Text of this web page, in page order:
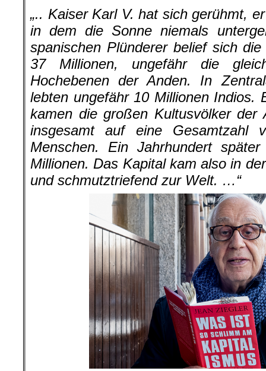
„.. Kaiser Karl V. hat sich gerühmt,
in dem die Sonne niemals
spanischen Plünderer belief sich
37 Millionen, ungefähr die
Hochebenen der Anden. In
lebten ungefähr 10 Millionen Indios.
kamen die großen Kultusvölker der
insgesamt auf eine Gesamtzahl
Menschen. Ein Jahrhundert
Millionen. Das Kapital kam also in
und schmutztriefend zur Welt. …“